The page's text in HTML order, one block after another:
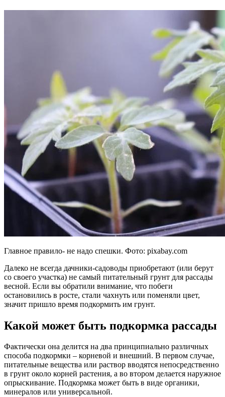
Главное правило- не надо спешки. Фото: pixabay.com
Далеко не всегда дачники-садоводы приобретают (или берут
со своего участка) не самый питательный грунт для рассады
весной. Если вы обратили внимание, что побеги
остановились в росте, стали чахнуть или поменяли цвет,
значит пришло время подкормить им грунт.
Какой может быть подкормка рассады
Фактически она делится на два принципиально различных
способа подкормки – корневой и внешний. В первом случае,
питательные вещества или раствор вводятся непосредственно
в грунт около корней растения, а во втором делается наружное
опрыскивание. Подкормка может быть в виде органики,
минералов или универсальной.